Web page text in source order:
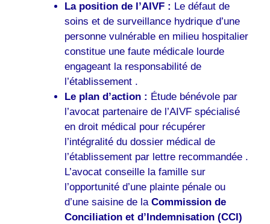
La position de l’AIVF : Le défaut de
soins et de surveillance hydrique d’une
personne vulnérable en milieu hospitalier
constitue une faute médicale lourde
engageant la responsabilité de
l’établissement .
Le plan d’action : Étude bénévole par
l’avocat partenaire de l’AIVF spécialisé
en droit médical pour récupérer
l’intégralité du dossier médical de
l’établissement par lettre recommandée .
L’avocat conseille la famille sur
l’opportunité d’une plainte pénale ou
d’une saisine de la Commission de
Conciliation et d’Indemnisation (CCI)